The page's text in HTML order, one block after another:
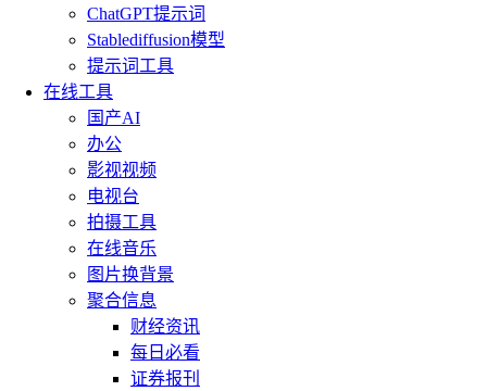
ChatGPT提示词
Stablediffusion模型
提示词工具
在线工具
国产AI
办公
影视视频
电视台
拍摄工具
在线音乐
图片换背景
聚合信息
财经资讯
每日必看
证券报刊